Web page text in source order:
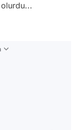
olurdu...